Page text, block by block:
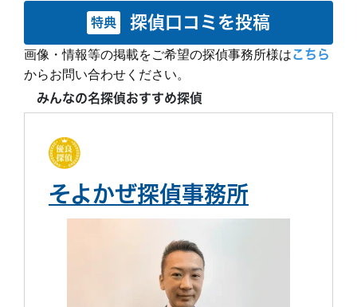
特典 探偵口コミを投稿
画像・情報等の掲載をご希望の探偵事務所様はこちら
からお問い合わせください。
みんなの名探偵おすすめ探偵
そよかぜ探偵事務所